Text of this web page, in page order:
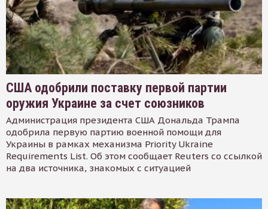
США одобрили поставку первой партии
оружия Украине за счет союзников
Администрация президента США Дональда Трампа
одобрила первую партию военной помощи для
Украины в рамках механизма Priority Ukraine
Requirements List. Об этом сообщает Reuters со ссылкой
на два источника, знакомых с ситуацией